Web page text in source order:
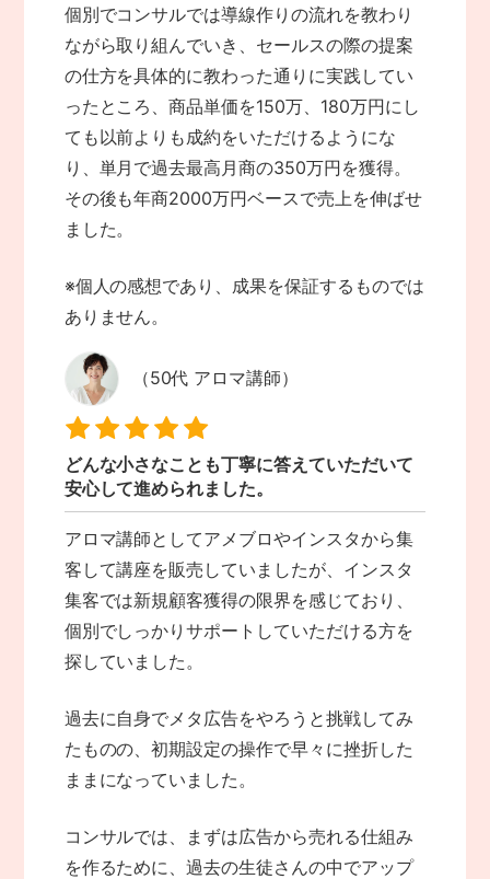
個別でコンサルでは導線作りの流れを教わり
ながら取り組んでいき、セールスの際の提案
の仕方を具体的に教わった通りに実践してい
ったところ、商品単価を150万、180万円にし
ても以前よりも成約をいただけるようにな
り、単月で過去最高月商の350万円を獲得。
その後も年商2000万円ベースで売上を伸ばせ
ました。
※個人の感想であり、成果を保証するものでは
ありません。
（50代 アロマ講師）
どんな小さなことも丁寧に答えていただいて
安心して進められました。
アロマ講師としてアメブロやインスタから集
客して講座を販売していましたが、インスタ
集客では新規顧客獲得の限界を感じており、
個別でしっかりサポートしていただける方を
探していました。
過去に自身でメタ広告をやろうと挑戦してみ
たものの、初期設定の操作で早々に挫折した
ままになっていました。
コンサルでは、まずは広告から売れる仕組み
を作るために、過去の生徒さんの中でアップ